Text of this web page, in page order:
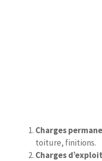
Charges
toiture, finitions.
Charges